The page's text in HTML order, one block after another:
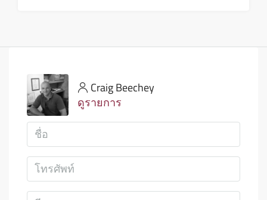
Craig Beechey
ดูรายการ